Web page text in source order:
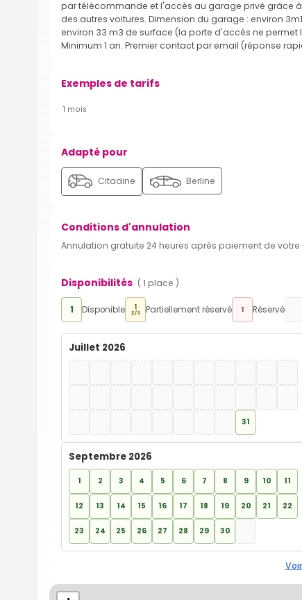
par télécommande et l'accès au garage privé grâce
des autres voitures. Dimension du garage : environ
environ 33 m3 de surface (la porte d'accès ne permet
Minimum 1 an. Premier contact par email (réponse
Exemples de tarifs
1 mois
Adapté pour
Citadine Berline
Conditions d'annulation
Annulation gratuite 24 heures après paiement de
Disponibilités ( 1 place )
1 Disponible 1
2/3 Partiellement réservé 1 Réservé
Juillet 2026
31
Septembre 2026
1 2 3 4 5 6 7 8 9 10 11
12 13 14 15 16 17 18 19 20 21 22
23 24 25 26 27 28 29 30